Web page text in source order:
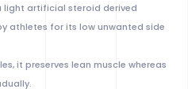
light artificial steroid derived
athletes for its low unwanted side
it preserves lean muscle whereas